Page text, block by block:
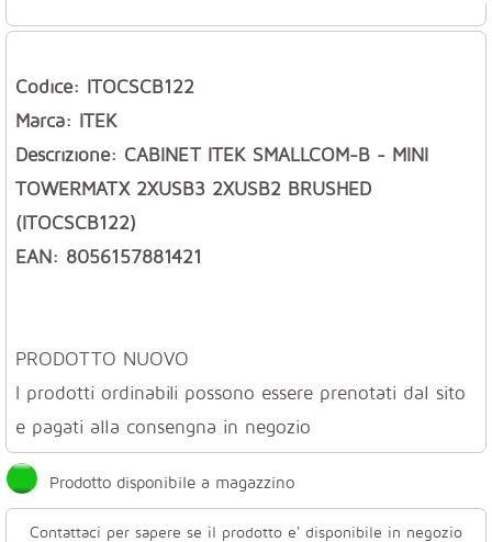
Codice: ITOCSCB122
Marca: ITEK
Descrizione: CABINET ITEK SMALLCOM-B - MINI
TOWERMATX 2XUSB3 2XUSB2 BRUSHED
(ITOCSCB122)
EAN: 8056157881421
PRODOTTO NUOVO
I prodotti ordinabili possono essere prenotati dal sito
e pagati alla consengna in negozio
Prodotto disponibile a magazzino
Contattaci per sapere se il prodotto e' disponibile in negozio